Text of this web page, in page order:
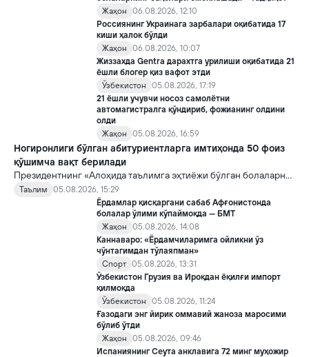
Жаҳон
06.08.2026, 12:10
Россиянинг Украинага зарбалари оқибатида 17
киши ҳалок бўлди
Жаҳон
06.08.2026, 10:07
Жиззахда Gentra дарахтга урилиши оқибатида 21
ёшли блогер қиз вафот этди
Ўзбекистон
05.08.2026, 17:19
21 ёшли учувчи носоз самолётни
автомагистралга қўндириб, фожианинг олдини
олди
Жаҳон
05.08.2026, 16:59
Ногиронлиги бўлган абитуриентларга имтиҳонда 50 фоиз
қўшимча вақт берилади
Президентнинг «Алоҳида таълимга эҳтиёжи бўлган болаларни
таълим ва ижтимоий хизматлар билан қамраб олиш тизимини
такомиллаштириш бўйича қўшимча чора-тадбирлар
тўғрисида»ги қарори билан инклюзив таълим соҳасида қатор
янги механизмлар жорий этилади.
Таълим
05.08.2026, 15:29
Ёрдамлар қисқаргани сабаб Афғонистонда
болалар ўлими кўпаймоқда — БМТ
Жаҳон
05.08.2026, 14:08
Каннаваро: «Ёрдамчиларимга ойликни ўз
чўнтагимдан тўлаяпман»
Спорт 05.08.2026, 13:31
Ўзбекистон Грузия ва Ироқдан ёқилғи импорт
қилмоқда
Ўзбекистон
05.08.2026, 11:24
Ғазодаги энг йирик оммавий жаноза маросими
бўлиб ўтди
Жаҳон
05.08.2026, 09:46
Испаниянинг Сеута анклавига 72 минг муҳожир